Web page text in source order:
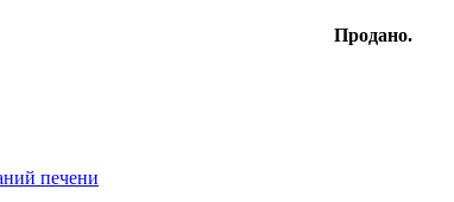
Продано.
печени